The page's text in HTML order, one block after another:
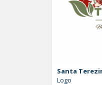
Santa
Logo